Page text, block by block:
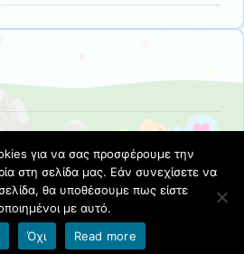
& Ιστολόγια ΠΣΔ
για να σας προσφέρουμε την
στη σελίδα μας. Εάν συνεχίσετε να
θα υποθέσουμε πως είστε
με αυτό.
Όχι Read more